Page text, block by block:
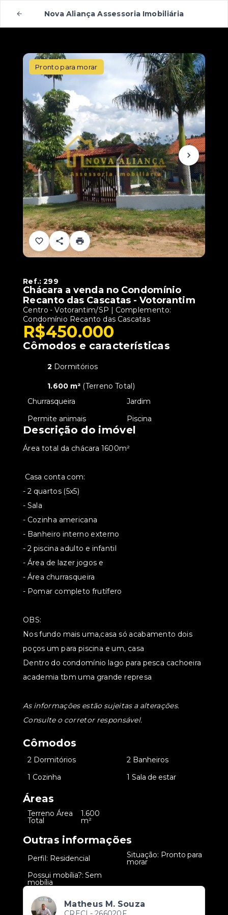
Nova Aliança Assessoria Imobiliária
Pronto para morar
Ref.:299
Chácara a venda no Condomínio
Recanto das Cascatas - Votorantim
Centro - Votorantim/SP | Complemento:
Condomínio Recanto das Cascatas
R$450.000
Cômodos e características
2 Dormitórios
1.600 m² (Terreno Total)
Churrasqueira
Jardim
Permite animais Piscina
Descrição do imóvel
Área total da chácara 1600m²
Casa conta com:
- 2 quartos (5x5)
- Sala
- Cozinha americana
- Banheiro interno externo
- 2 piscina adulto e infantil
- Área de lazer jogos e
- Área churrasqueira
- Pomar completo frutífero
OBS:
Nos fundo mais uma,casa só acabamento dois
poços um para piscina e um, casa
Dentro do condomínio lago para pesca cachoeira
academia tbm uma grande represa
As informações estão sujeitas a alterações.
Consulte o corretor responsável.
Cômodos
2 Dormitórios
2 Banheiros
1 Cozinha 1 Sala de estar
Áreas
Terreno Área
Total
1.600
m²
Outras informações
Perfil: Residencial Situação: Pronto para
morar
Possui mobília?: Sem
mobília
Matheus M. Souza